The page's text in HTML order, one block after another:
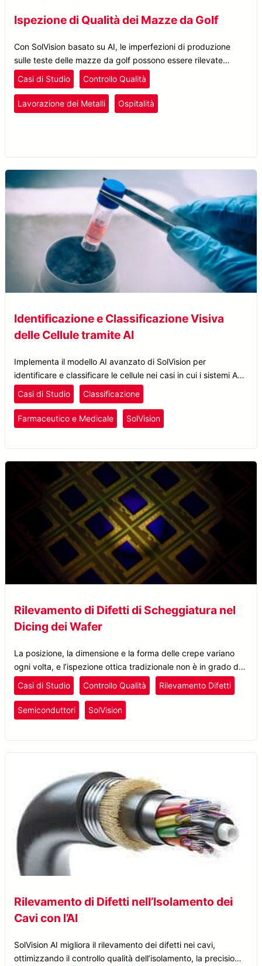
Ispezione di Qualità dei Mazze da Golf
Con SolVision basato su AI, le imperfezioni di produzione
sulle teste delle mazze da golf possono essere rilevate
indipendentemente da dimensioni, aspetto o posizione.
Casi di Studio Controllo Qualità
Lavorazione dei Metalli Ospitalità
Identificazione e Classificazione Visiva
delle Cellule tramite AI
Implementa il modello AI avanzato di SolVision per
identificare e classificare le cellule nei casi in cui i sistemi AOI
tradizionali non sono sufficienti per rilevare e determinare le
variazioni cellulari.
Casi di Studio Classificazione
Farmaceutico e Medicale SolVision
Rilevamento di Difetti di Scheggiatura nel
Dicing dei Wafer
La posizione, la dimensione e la forma delle crepe variano
ogni volta, e l’ispezione ottica tradizionale non è in grado di
identificare con precisione questi difetti imprevedibili.
Casi di Studio Controllo Qualità Rilevamento Difetti
Semiconduttori SolVision
Rilevamento di Difetti nell’Isolamento dei
Cavi con l’AI
SolVision AI migliora il rilevamento dei difetti nei cavi,
ottimizzando il controllo qualità dell’isolamento, la precisione